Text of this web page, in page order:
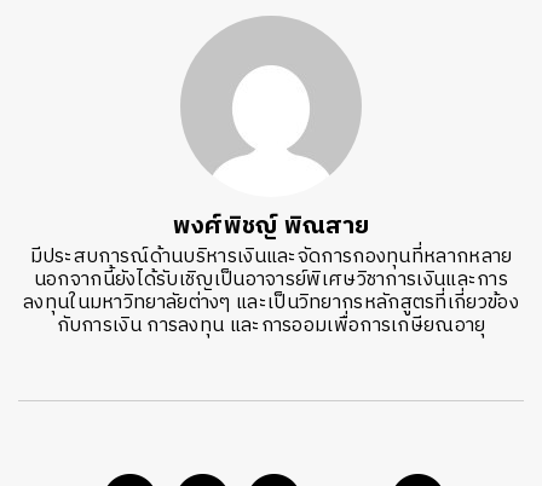
พงศ์พิชญ์ พิณสาย
มีประสบการณ์ด้านบริหารเงินและจัดการกองทุนที่หลากหลาย
นอกจากนี้ยังได้รับเชิญเป็นอาจารย์พิเศษวิชาการเงินและการ
ลงทุนในมหาวิทยาลัยต่างๆ และเป็นวิทยากรหลักสูตรที่เกี่ยวข้อง
กับการเงิน การลงทุน และการออมเพื่อการเกษียณอายุ